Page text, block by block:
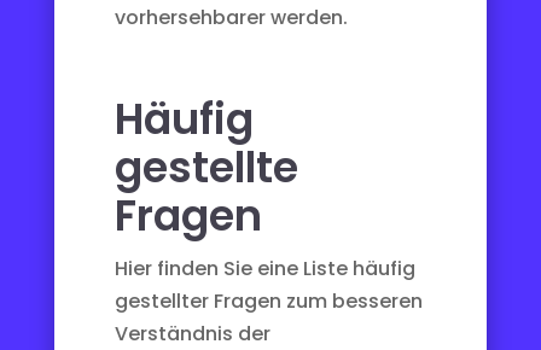
vorhersehbarer werden.
Häufig
gestellte
Fragen
Hier finden Sie eine Liste häufig
gestellter Fragen zum besseren
Verständnis der